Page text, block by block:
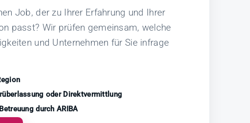
Job, der zu Ihrer Erfahrung und Ihrer
passt? Wir prüfen gemeinsam, welche
und Unternehmen für Sie infrage
oder Direktvermittlung
durch ARIBA